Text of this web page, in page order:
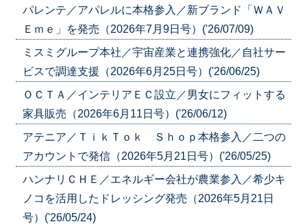
パレンテ／アパレルに本格参入／新ブランド「ＷＡＶ
Ｅｍｅ」を発売（2026年7月9日号）('26/07/09)
ミスミグループ本社／宇宙産業と連携強化／自社サー
ビスで調達支援（2026年6月25日号）('26/06/25)
ＯＣＴＡ／インテリアＥＣ設立／男女にフィットする
家具販売（2026年6月11日号）('26/06/12)
アテニア／ＴｉｋＴｏｋ Ｓｈｏｐ本格参入／二つの
アカウントで発信（2026年5月21日号）('26/05/25)
ハンナリＣＨＥ／エネルギー会社が農業参入／希少キ
ノコを活用したドレッシング発売（2026年5月21日
号）('26/05/24)